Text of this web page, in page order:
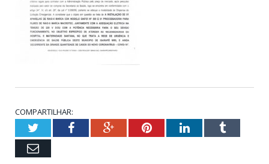
COMPARTILHAR:
TwitterFacebookGoogle+PinterestLinkedInTumblr
Email